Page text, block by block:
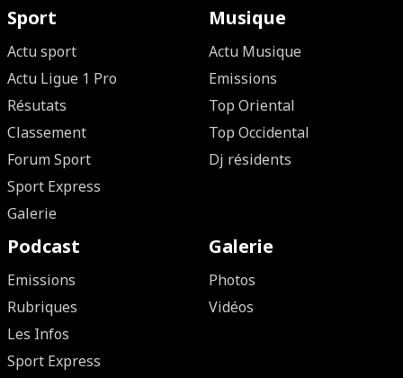
Sport
Actu sport
Actu Ligue 1 Pro
Résutats
Classement
Forum Sport
Sport Express
Galerie
Musique
Actu Musique
Emissions
Top Oriental
Top Occidental
Dj résidents
Podcast
Emissions
Rubriques
Les Infos
Sport Express
Galerie
Photos
Vidéos